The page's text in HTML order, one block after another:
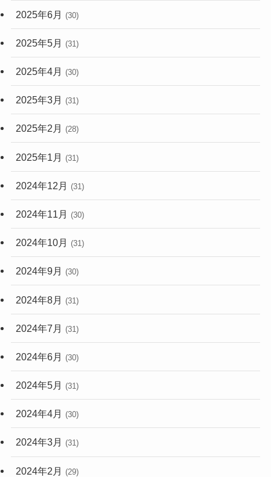
2025年6月 (30)
2025年5月 (31)
2025年4月 (30)
2025年3月 (31)
2025年2月 (28)
2025年1月 (31)
2024年12月 (31)
2024年11月 (30)
2024年10月 (31)
2024年9月 (30)
2024年8月 (31)
2024年7月 (31)
2024年6月 (30)
2024年5月 (31)
2024年4月 (30)
2024年3月 (31)
2024年2月 (29)